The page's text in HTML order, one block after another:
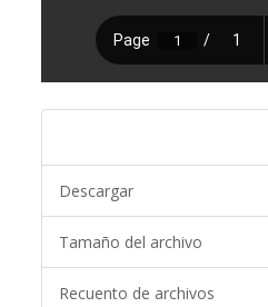
Descargar
Tamaño del archivo
Recuento de archivos